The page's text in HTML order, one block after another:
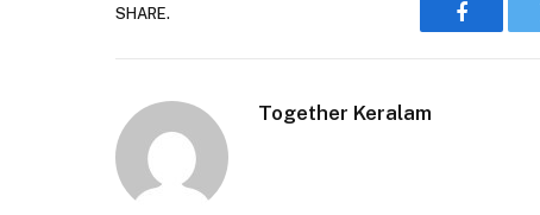
SHARE.
Together Keralam